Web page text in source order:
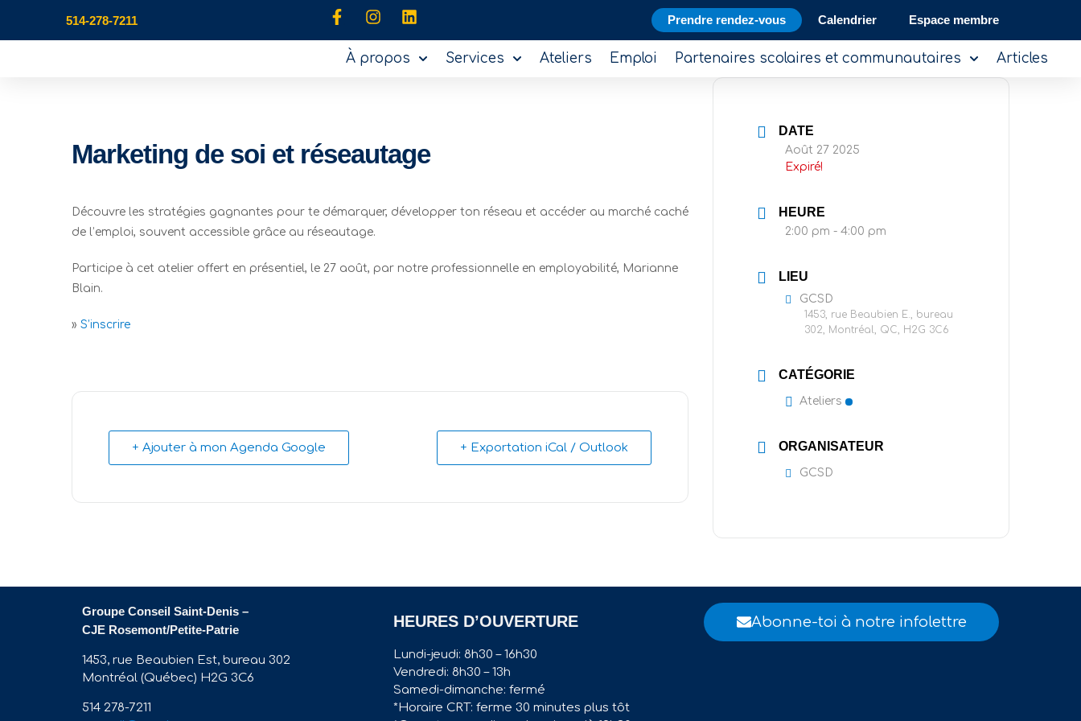
514-278-7211 Prendre rendez-vous Calendrier Espace membre
À propos Services Ateliers Emploi Partenaires scolaires et communautaires Articles
Marketing de soi et réseautage
Découvre les stratégies gagnantes pour te démarquer, développer ton réseau et accéder au marché caché
de l’emploi, souvent accessible grâce au réseautage.
Participe à cet atelier offert en présentiel, le 27 août, par notre professionnelle en employabilité, Marianne
Blain.
» S’inscrire
+ Ajouter à mon Agenda Google + Exportation iCal / Outlook
DATE
Août 27 2025
Expiré!
HEURE
2:00 pm - 4:00 pm
LIEU
GCSD
1453, rue Beaubien E., bureau
302, Montréal, QC, H2G 3C6
CATÉGORIE
Ateliers
ORGANISATEUR
GCSD
Groupe Conseil Saint-Denis –
CJE Rosemont/Petite-Patrie
1453, rue Beaubien Est, bureau 302
Montréal (Québec) H2G 3C6
514 278-7211
HEURES D’OUVERTURE
Lundi-jeudi: 8h30 – 16h30
Vendredi: 8h30 – 13h
Samedi-dimanche: fermé
*Horaire CRT: ferme 30 minutes plus tôt
Abonne-toi à notre infolettre